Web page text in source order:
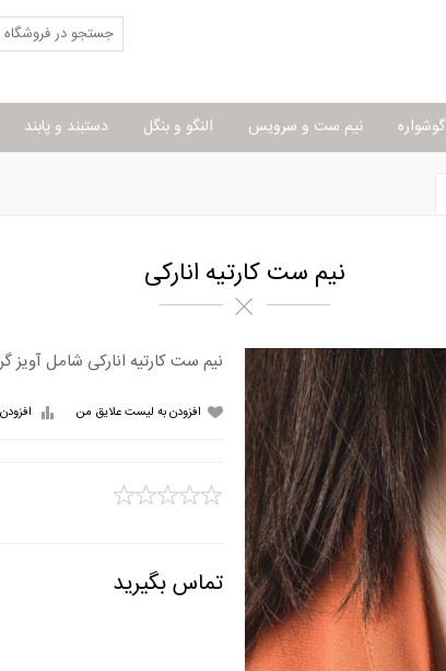
گوشواره نیم ست و سرویس النگو و بنگل دستبند و پابند
نیم ست کارتیه انارکی
نیم ست کارتیه انارکی شامل آویز
تماس بگیرید